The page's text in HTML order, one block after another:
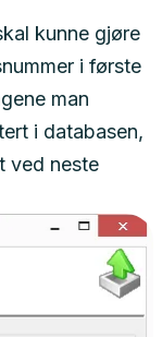
kunne gjøre
i første
man
i databasen,
ved neste